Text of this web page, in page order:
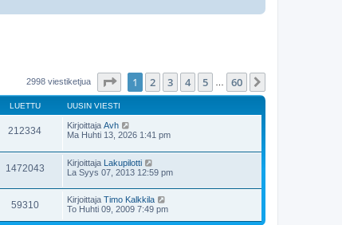
2998 viestiketjua Sivu 60
1 2 3 4 5 60
LUETTU UUSIN VIESTI
212334 Kirjoittaja Avh
Ma Huhti 13, 2026 1:41 pm
1472043 Kirjoittaja Lakupilotti
La Syys 07, 2013 12:59 pm
59310 Kirjoittaja Timo Kalkkila
To Huhti 09, 2009 7:49 pm